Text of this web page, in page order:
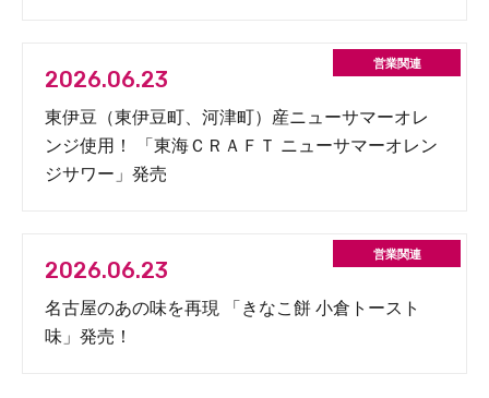
2026.06.23
東伊豆（東伊豆町、河津町）産ニューサマーオレ
ンジ使用！ 「東海ＣＲＡＦＴ ニューサマーオレン
ジサワー」発売
2026.06.23
名古屋のあの味を再現 「きなこ餅 小倉トースト
味」発売！